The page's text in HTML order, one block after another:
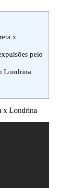
x
pelo
Londrina
x Londrina